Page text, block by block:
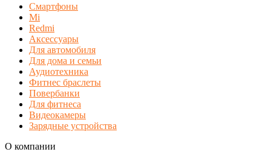
Смартфоны
Mi
Redmi
Аксессуары
Для автомобиля
Для дома и семьи
Аудиотехника
Фитнес браслеты
Повербанки
Для фитнеса
Видеокамеры
Зарядные устройства
О компании